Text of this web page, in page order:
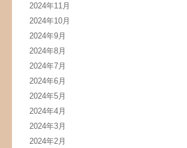
2024年11月
2024年10月
2024年9月
2024年8月
2024年7月
2024年6月
2024年5月
2024年4月
2024年3月
2024年2月